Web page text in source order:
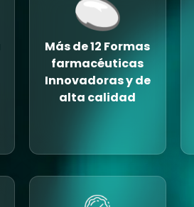
Más de 12 Formas
farmacéuticas
Innovadoras y de
alta calidad